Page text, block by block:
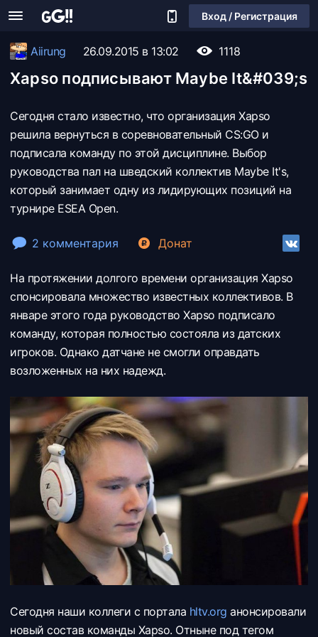
Вход / Регистрация
Aiirung 26.09.2015 в 13:02 1118
Xapso подписывают Maybe It&#039;s
Сегодня стало известно, что организация Xapso
решила вернуться в соревновательный CS:GO и
подписала команду по этой дисциплине. Выбор
руководства пал на шведский коллектив Maybe It's,
который занимает одну из лидирующих позиций на
турнире ESEA Open.
2 комментария Донат
На протяжении долгого времени организация Xapso
спонсировала множество известных коллективов. В
январе этого года руководство Xapso подписало
команду, которая полностью состояла из датских
игроков. Однако датчане не смогли оправдать
возложенных на них надежд.
Сегодня наши коллеги с портала hltv.org анонсировали
новый состав команды Xapso. Отныне под тегом